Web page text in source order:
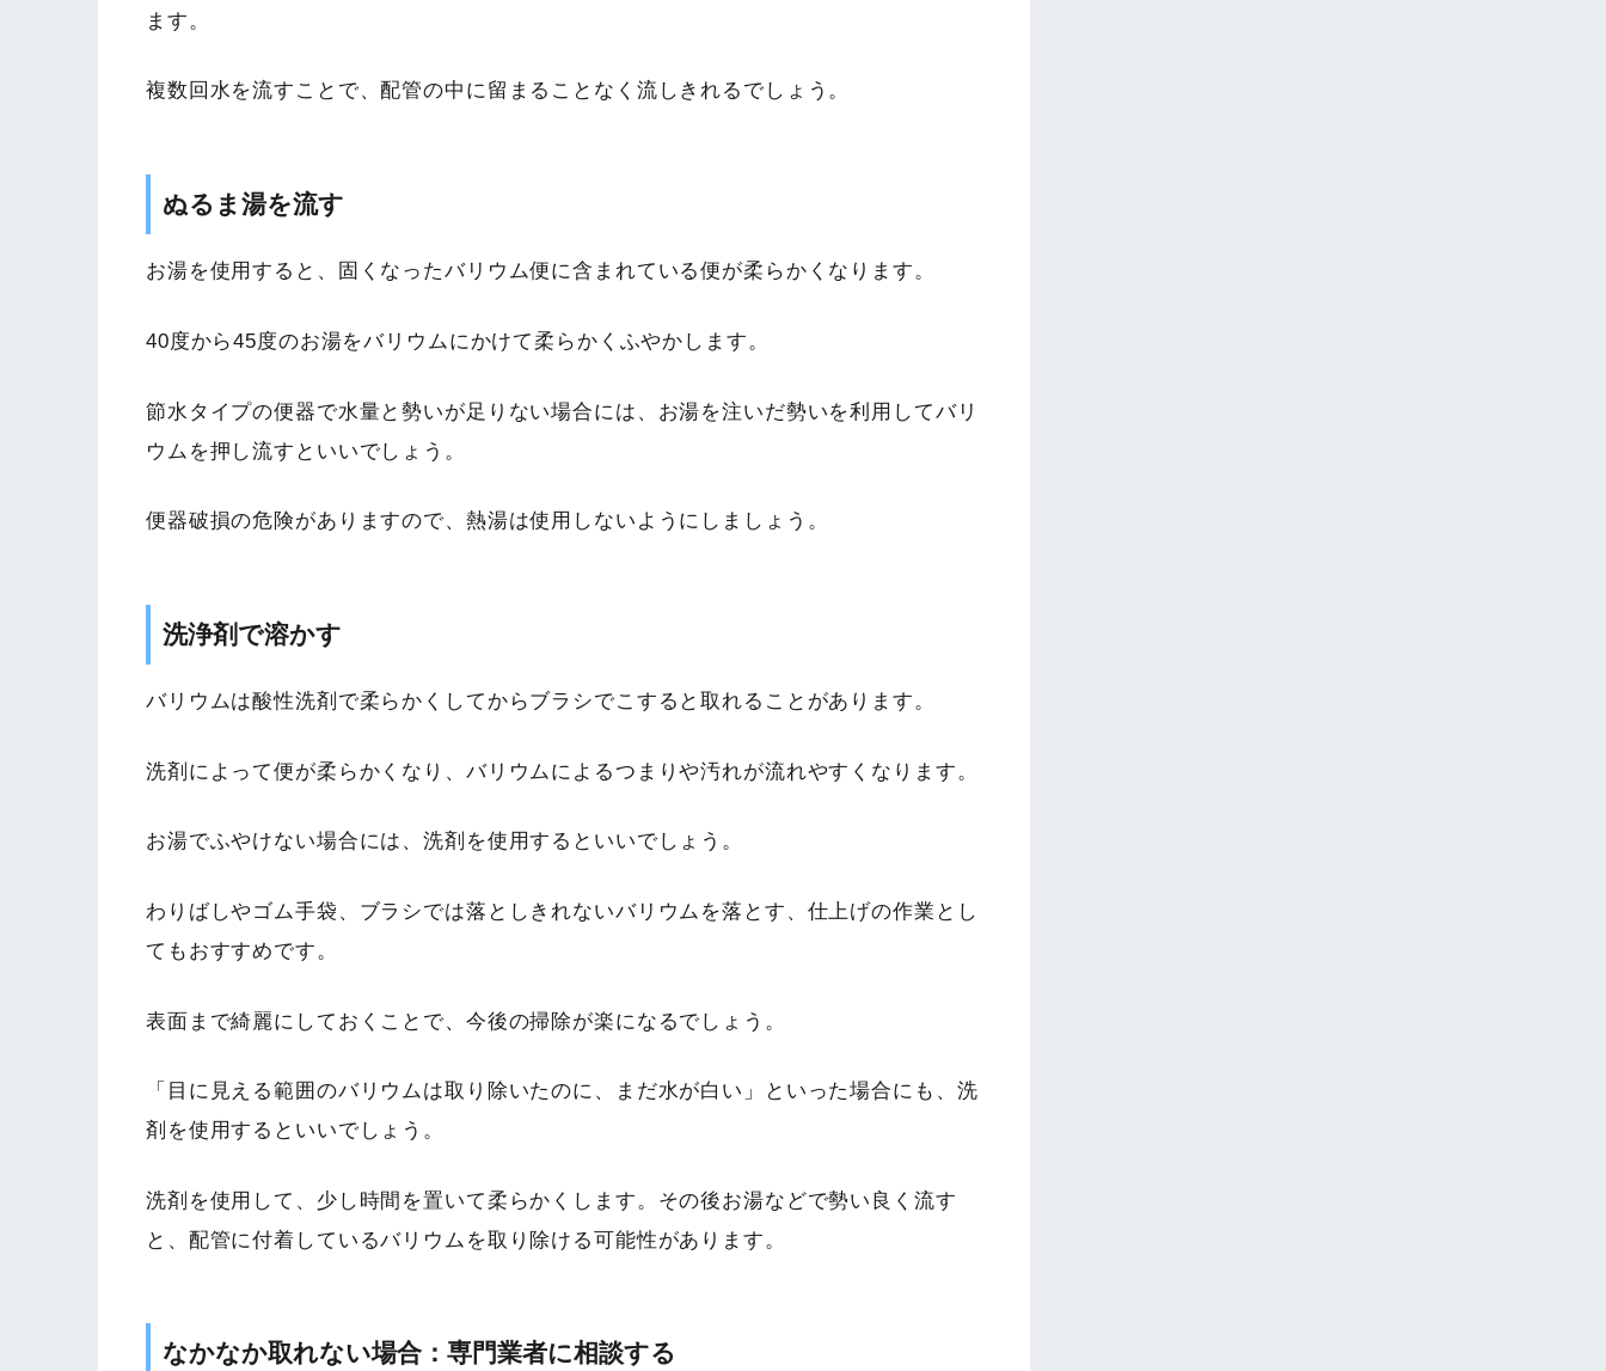
ます。
複数回水を流すことで、配管の中に留まることなく流しきれるでしょう。
ぬるま湯を流す
お湯を使用すると、固くなったバリウム便に含まれている便が柔らかくなります。
40度から45度のお湯をバリウムにかけて柔らかくふやかします。
節水タイプの便器で水量と勢いが足りない場合には、お湯を注いだ勢いを利用してバリ
ウムを押し流すといいでしょう。
便器破損の危険がありますので、熱湯は使用しないようにしましょう。
洗浄剤で溶かす
バリウムは酸性洗剤で柔らかくしてからブラシでこすると取れることがあります。
洗剤によって便が柔らかくなり、バリウムによるつまりや汚れが流れやすくなります。
お湯でふやけない場合には、洗剤を使用するといいでしょう。
わりばしやゴム手袋、ブラシでは落としきれないバリウムを落とす、仕上げの作業とし
てもおすすめです。
表面まで綺麗にしておくことで、今後の掃除が楽になるでしょう。
「目に見える範囲のバリウムは取り除いたのに、まだ水が白い」といった場合にも、洗
剤を使用するといいでしょう。
洗剤を使用して、少し時間を置いて柔らかくします。その後お湯などで勢い良く流す
と、配管に付着しているバリウムを取り除ける可能性があります。
なかなか取れない場合：専門業者に相談する